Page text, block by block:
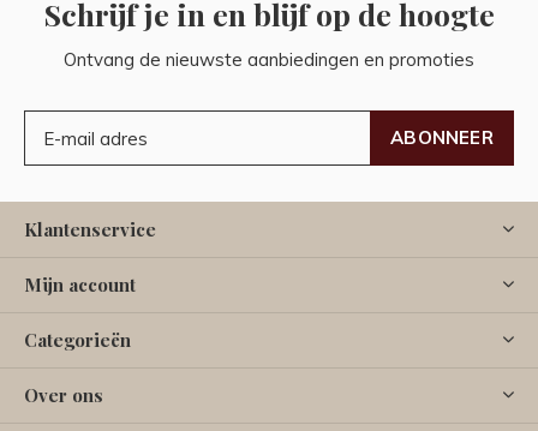
Schrijf je in en blijf op de hoogte
Ontvang de nieuwste aanbiedingen en promoties
ABONNEER
Klantenservice
Mijn account
Categorieën
Over ons